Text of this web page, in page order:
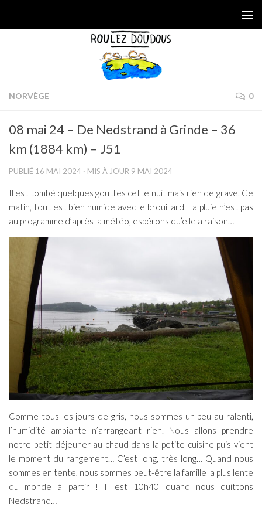
NORVÈGE 0
08 mai 24 – De Nedstrand à Grinde – 36
km (1884 km) – J51
PUBLIÉ 16 MAI 2024 · MIS À JOUR 9 MAI 2024
Il est tombé quelques gouttes cette nuit mais rien de grave. Ce
matin, tout est bien humide avec le brouillard. La pluie n’est pas
au programme d’après la météo, espérons qu’elle a raison…
Comme tous les jours de gris, nous sommes un peu au ralenti,
l’humidité ambiante n’arrangeant rien. Nous allons prendre
notre petit-déjeuner au chaud dans la petite cuisine puis vient
le moment du rangement… C’est long, très long… Quand nous
sommes en tente, nous sommes peut-être la famille la plus lente
du monde à partir ! Il est 10h40 quand nous quittons
Nedstrand…